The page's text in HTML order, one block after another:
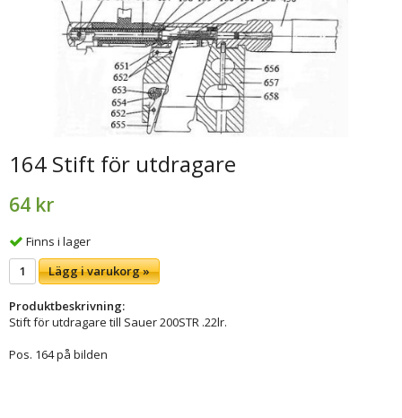
164 Stift för utdragare
64 kr
Finns i lager
Lägg i varukorg »
Produktbeskrivning:
Stift för utdragare till Sauer 200STR .22lr.
Pos. 164 på bilden